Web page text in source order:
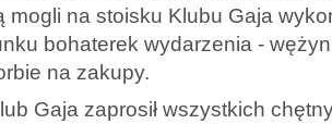
mogli na stoisku Klubu Gaja
bohaterek wydarzenia -
na zakupy.
Gaja zaprosił wszystkich